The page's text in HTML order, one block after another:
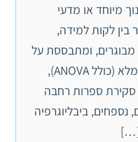
מיוחד או מדעי
לקות למידה,
מבוגרים, ומתבססת על
שאלונים תקפים, ניתוח סטטיסטי מלא (כולל ANOVA),
ספרות רחבה
נספחים, ביבליוגרפיה